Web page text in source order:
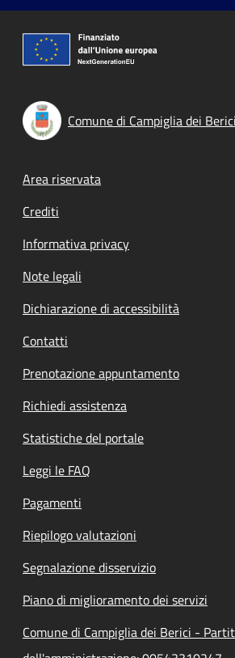
Comune di Campiglia dei Berici
Footer menu
Area riservata
Crediti
Informativa privacy
Note legali
Dichiarazione di accessibilità
Contatti
Prenotazione appuntamento
Richiedi assistenza
Statistiche del portale
Leggi le FAQ
Pagamenti
Riepilogo valutazioni
Segnalazione disservizio
Piano di miglioramento dei servizi
Comune di Campiglia dei Berici -